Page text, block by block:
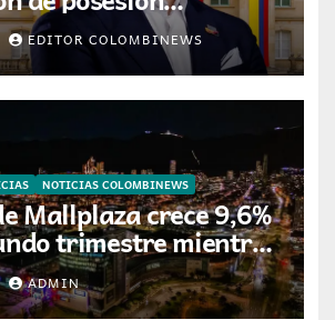
de Abelardo de la
Cali
EDITOR COLOMBINEWS
NOTICIAS COLOMBINEWS
Mallplaza crece 9,6%
trimestre mientras
su plan de crecimiento
ADMIN